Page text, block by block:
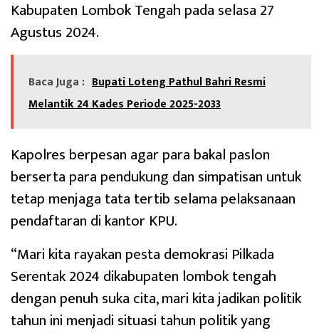
Kabupaten Lombok Tengah pada selasa 27
Agustus 2024.
Baca Juga : Bupati Loteng Pathul Bahri Resmi
Melantik 24 Kades Periode 2025-2033
Kapolres berpesan agar para bakal paslon
berserta para pendukung dan simpatisan untuk
tetap menjaga tata tertib selama pelaksanaan
pendaftaran di kantor KPU.
“Mari kita rayakan pesta demokrasi Pilkada
Serentak 2024 dikabupaten lombok tengah
dengan penuh suka cita, mari kita jadikan politik
tahun ini menjadi situasi tahun politik yang